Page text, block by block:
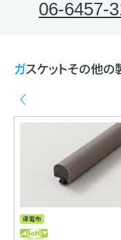
06-6457-
ガスケットその他
導電布